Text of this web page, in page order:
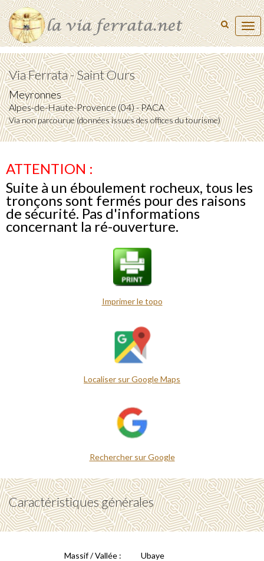
Via Ferrata - Saint Ours
Meyronnes
Alpes-de-Haute-Provence (04) - PACA
Via non parcourue (données issues des offices du tourisme)
ATTENTION :
Suite à un éboulement rocheux, tous les
tronçons sont fermés pour des raisons
de sécurité. Pas d'informations
concernant la ré-ouverture.
Imprimer le topo
Localiser sur Google Maps
Rechercher sur Google
Caractéristiques générales
Massif / Vallée :
Ubaye